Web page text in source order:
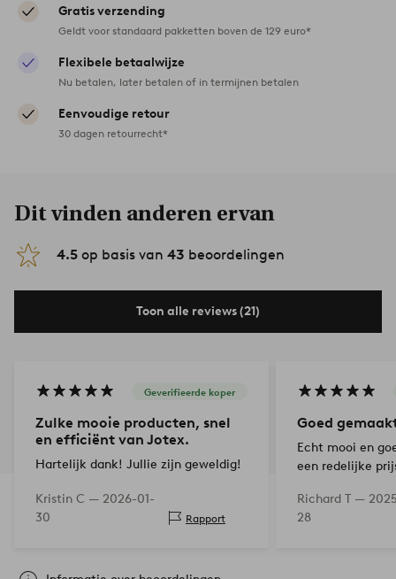
Gratis verzending
Geldt voor standaard pakketten boven de 129 euro*
Flexibele betaalwijze
Nu betalen, later betalen of in termijnen betalen
Eenvoudige retour
30 dagen retourrecht*
Dit vinden anderen ervan
4.5 op basis van 43 beoordelingen
Toon alle reviews (21)
Geverifieerde koper
Zulke mooie producten, snel
en efficiënt van Jotex.
Hartelijk dank! Jullie zijn geweldig!
Kristin C — 2026-01-
30
Rapport
Goed
Echt mooi en
een redelijke
Richard T —
28